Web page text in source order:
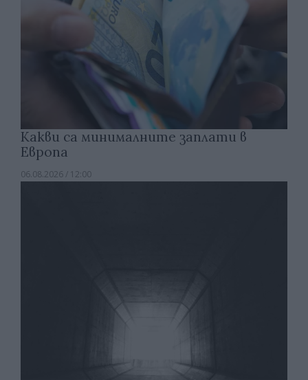
Какви са минималните заплати в
Европа
06.08.2026 / 12:00